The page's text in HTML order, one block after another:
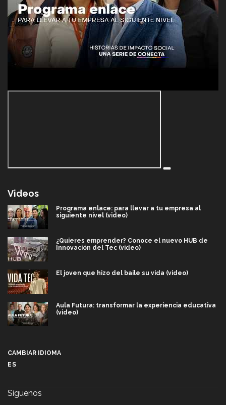
Videos
Programa enlace: para llevar a tu empresa al
siguiente nivel (video)
¿Quieres emprender? Conoce el nuevo HUB de
Innovación del Tec (video)
El joven que hizo del baile su vida (video)
Aula Futura: transformar la experiencia educativa
(video)
CAMBIAR IDIOMA
ES
Síguenos